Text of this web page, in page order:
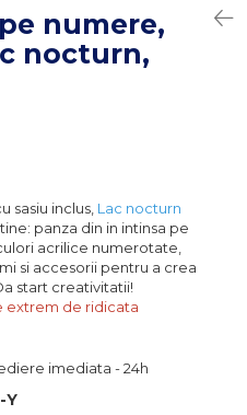
numere,
nocturn,
sasiu inclus, Lac nocturn
panza din in intinsa pe
acrilice numerotate,
si accesorii pentru a crea
start creativitatii!
extrem de ridicata
imediata - 24h
Y